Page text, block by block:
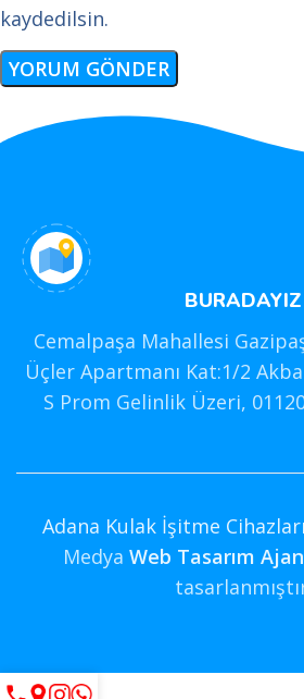
kaydedilsin.
BURADAYIZ
Cemalpaşa Mahallesi
Üçler Apartmanı Kat:1/2
S Prom Gelinlik Üzeri,
Adana Kulak İşitme Cihazları
Medya Web Tasarım